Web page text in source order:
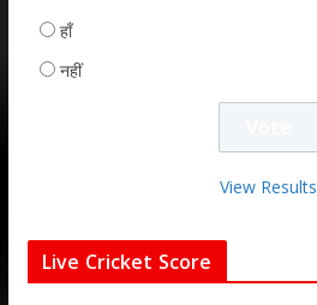
हाँ
नहीं
View Results
Live Cricket Score